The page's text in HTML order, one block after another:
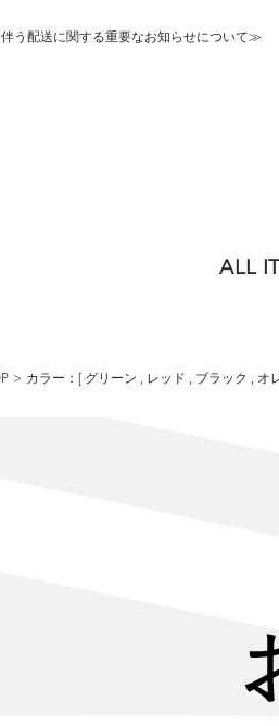
う配送に関する重要なお知らせについて≫
ALL
カラー：[ グリーン , レッド , ブラック , オ